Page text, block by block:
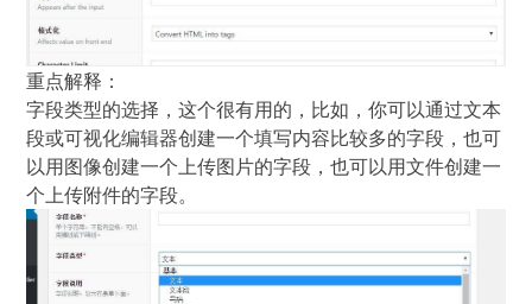
重点解释：
字段类型的选择，这个很有用的，比如，你可以通过文本
段或可视化编辑器创建一个填写内容比较多的字段，也可
以用图像创建一个上传图片的字段，也可以用文件创建一
个上传附件的字段。